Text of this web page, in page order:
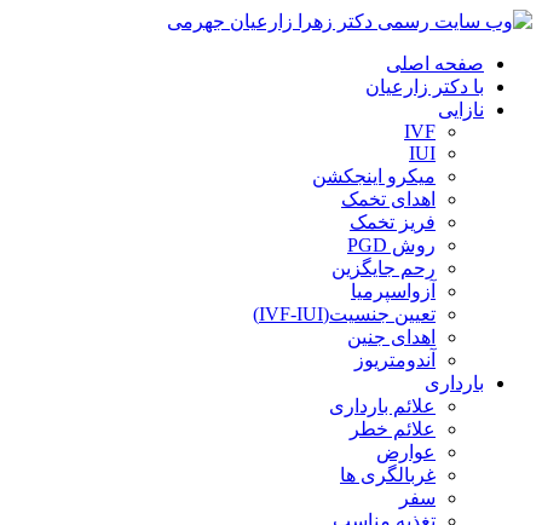
صفحه اصلی
با دکتر زارعیان
نازایی
IVF
IUI
میکرو اینجکشن
اهدای تخمک
فریز تخمک
روش PGD
رحم جایگزین
آزواسپرمیا
تعیین جنسیت(IVF-IUI)
اهدای جنین
آندومتریوز
بارداری
علائم بارداری
علائم خطر
عوارض
غربالگری ها
سفر
تغذیه مناسب